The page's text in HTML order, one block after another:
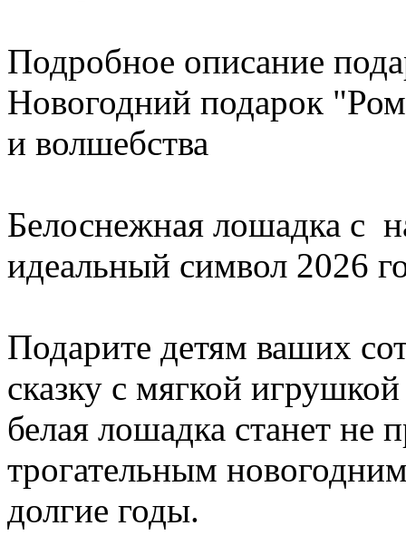
Подробное описание
Новогодний подарок
и волшебства
Белоснежная лошадка с
идеальный символ 2026
Подарите детям ваших
сказку с мягкой
белая лошадка станет не
трогательным
долгие годы.